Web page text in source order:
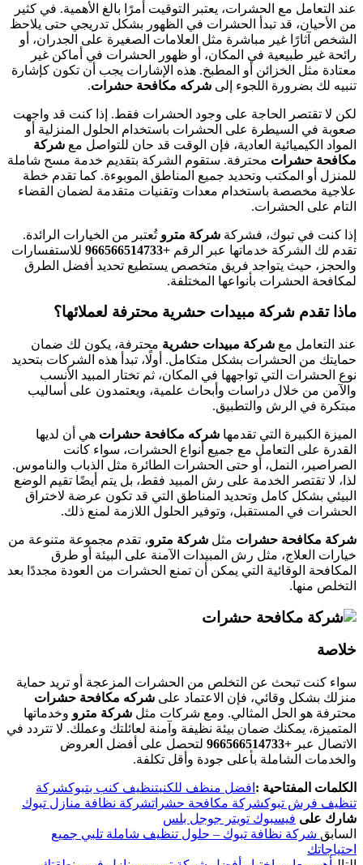
عند التعامل مع الحشرات، يعتبر التوقيت أمرًا بالغ الأهمية. في كثير
من الأحيان، قد تبدأ الحشرات في الظهور بشكل تدريجي حتى يلاحظ
الشخص آثارًا غير مباشرة مثل العلامات الصغيرة على الجدران، أو
رائحة غير طبيعية في المكان، أو ظهور الحشرات في أماكن غير
معتادة مثل الخزائن أو المطبخ. هذه الإشارات يجب أن تكون كإشارة
تنبيه لك بضرورة اللجوء إلى شركه مكافحة حشرات.
لكن لا تقتصر الحاجة على وجود الحشرات فقط. إذا كنت قد واجهت
صعوبة في السيطرة على الحشرات باستخدام الحلول المنزلية أو
المواد الكيميائية العادية، فإن الوقت قد حان للتواصل مع شركة
مكافحة حشرات محترفة. ستقوم الشركة بتقديم خدمة مسح شاملة
للمنزل أو المكتب وتحديد جميع المناطق الموبوءة. كما تقدم خطة
علاجية مخصصة باستخدام معدات وتقنيات متقدمة لضمان القضاء
التام على الحشرات.
إذا كنت في تبوك، فشركة شركة مترو تُعتبر من الخيارات الرائدة.
تقدم لك الشركة خدماتها عبر الرقم +966566514733‎‏
للاستفسارات
والحجز، حيث يتواجد فريق متخصص يستطيع تحديد أفضل الطرق
لمكافحة الحشرات بأنواعها المختلفة.
ماذا تقدم شركة مبيدات حشرية محترفة لعملائها؟
عند التعامل مع شركة مبيدات حشرية محترفة، يكون لك ضمان
حمايتك من الحشرات بشكل متكامل. أولًا، تبدأ هذه الشركات بتحديد
نوع الحشرات التي تواجهها في المكان، ثم تختار المبيد الأنسب
والآمن من خلال دراسات وأبحاث علمية، ويعتمدون على أساليب
مبتكرة في الرش والتطبيق.
الميزة الكبيرة التي تقدمها شركه مكافحة حشرات هي أن لديها
القدرة على التعامل مع جميع أنواع الحشرات، سواء كانت
الصراصير، النمل، أو حتى الحشرات الطائرة مثل الذباب والناموس.
لذا، لا تقتصر الخدمة على رش المبيد فقط، بل يتم أيضًا تقيم الوضع
البيئي بشكل كامل وتحديد المناطق التي قد تكون عرضة لاختراق
الحشرات في المستقبل، وتوفير الحلول اللازمة لمنع ذلك.
شركة مكافحة حشرات مثل شركة مترو، تقدم مجموعة متنوعة من
خيارات العلاج، مثل رش المبيدات الآمنة على البيئة أو طرق
المكافحة الوقائية التي يمكن أن تمنع الحشرات من العودة مجددًا بعد
التخلص منها.
خلاصة
سواء كنت تبحث عن التخلص من الحشرات المزعجة أو تريد حماية
منزلك بشكل وقائي، فإن الاعتماد على شركه مكافحة حشرات
محترفة هو الحل المثالي. ومع شركات مثل شركة مترو وخدماتها
المتميزة، يمكنك ضمان بيئة نظيفة وآمنة لعائلتك وعملك. لا تتردد في
الاتصال عبر +966566514733‎‏
لتحصل على أفضل العروض
والخدمات الشاملة بأعلى جودة وأقل تكلفة.
الكلمات المفتاحية : افضل منظف للكنبتنظيف كنب بتبوكشركة
تنظيف فرش تبوكشركة مكافحة حشراتشركة نظافة منازل تبوك
شارك على فيسبوك تويتر جوجل بلس
السابق شركة نظافة تبوك – حلول تنظيف شاملة تلبي جميع
احتياجاتك